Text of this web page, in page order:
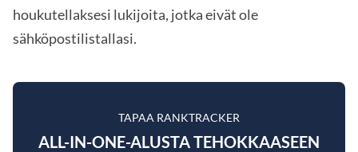
houkutellaksesi lukijoita, jotka eivät ole
sähköpostilistallasi.
TAPAA RANKTRACKER
ALL-IN-ONE-ALUSTA TEHOKKAASEEN